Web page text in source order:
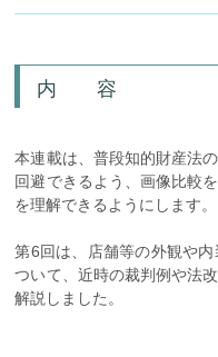
内 容
本連載は、普段知的財産法
回避できるよう、画像比較
を理解できるようにします。
第6回は、店舗等の外観や
ついて、近時の裁判例や法
解説しました。